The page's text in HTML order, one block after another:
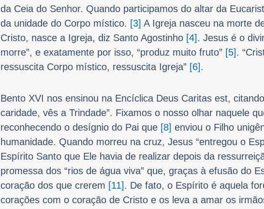
da Ceia do Senhor. Quando participamos do altar da
da unidade do Corpo místico. [3] A Igreja nasceu na morte
Cristo, nasce a Igreja, diz Santo Agostinho [4]. Jesus é o
morre”, e exatamente por isso, “produz muito fruto” [5].
ressuscita Corpo místico, ressuscita Igreja” [6].
Bento XVI nos ensinou na Encíclica Deus Caritas est,
caridade, vês a Trindade”. Fixamos o nosso olhar naquele
reconhecendo o desígnio do Pai que [8] enviou o Filho
humanidade. Quando morreu na cruz, Jesus “entregou o
Espírito Santo que Ele havia de realizar depois da
promessa dos “rios de água viva” que, graças à efusão do
coração dos que crerem [11]. De fato, o Espírito é aquela
corações com o coração de Cristo e os leva a amar os